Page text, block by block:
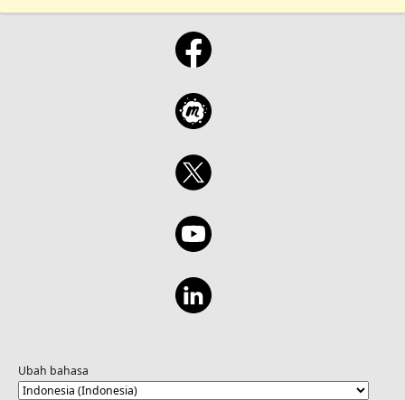
Ubah bahasa